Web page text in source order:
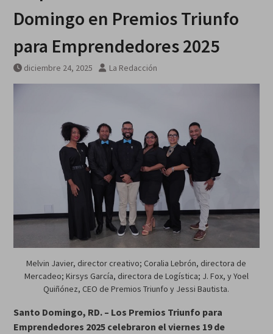
Domingo en Premios Triunfo
para Emprendedores 2025
diciembre 24, 2025 La Redacción
Melvin Javier, director creativo; Coralia Lebrón, directora de
Mercadeo; Kirsys García, directora de Logística; J. Fox, y Yoel
Quiñónez, CEO de Premios Triunfo y Jessi Bautista.
Santo Domingo, RD. – Los Premios Triunfo para
Emprendedores 2025 celebraron el viernes 19 de